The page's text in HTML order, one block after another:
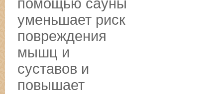
помощью сауны
уменьшает риск
повреждения
мышц и
суставов и
повышает